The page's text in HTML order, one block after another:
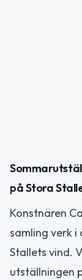
på Stora
Konstnären
samling verk i
Stallets vind.
utställningen